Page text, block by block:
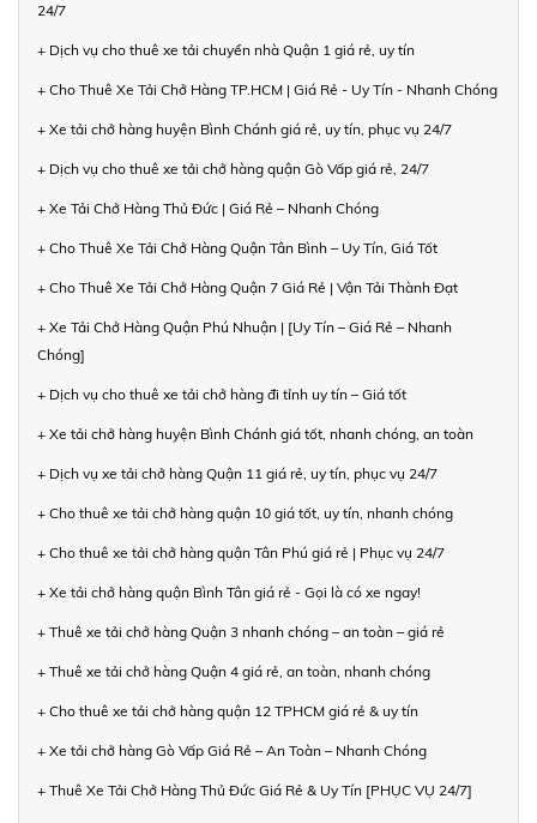
24/7
+ Dịch vụ cho thuê xe tải chuyển nhà Quận 1 giá rẻ, uy tín
+ Cho Thuê Xe Tải Chở Hàng TP.HCM | Giá Rẻ - Uy Tín - Nhanh Chóng
+ Xe tải chở hàng huyện Bình Chánh giá rẻ, uy tín, phục vụ 24/7
+ Dịch vụ cho thuê xe tải chở hàng quận Gò Vấp giá rẻ, 24/7
+ Xe Tải Chở Hàng Thủ Đức | Giá Rẻ – Nhanh Chóng
+ Cho Thuê Xe Tải Chở Hàng Quận Tân Bình – Uy Tín, Giá Tốt
+ Cho Thuê Xe Tải Chở Hàng Quận 7 Giá Rẻ | Vận Tải Thành Đạt
+ Xe Tải Chở Hàng Quận Phú Nhuận | [Uy Tín – Giá Rẻ – Nhanh
Chóng]
+ Dịch vụ cho thuê xe tải chở hàng đi tỉnh uy tín – Giá tốt
+ Xe tải chở hàng huyện Bình Chánh giá tốt, nhanh chóng, an toàn
+ Dịch vụ xe tải chở hàng Quận 11 giá rẻ, uy tín, phục vụ 24/7
+ Cho thuê xe tải chở hàng quận 10 giá tốt, uy tín, nhanh chóng
+ Cho thuê xe tải chở hàng quận Tân Phú giá rẻ | Phục vụ 24/7
+ Xe tải chở hàng quận Bình Tân giá rẻ - Gọi là có xe ngay!
+ Thuê xe tải chở hàng Quận 3 nhanh chóng – an toàn – giá rẻ
+ Thuê xe tải chở hàng Quận 4 giá rẻ, an toàn, nhanh chóng
+ Cho thuê xe tải chở hàng quận 12 TPHCM giá rẻ & uy tín
+ Xe tải chở hàng Gò Vấp Giá Rẻ – An Toàn – Nhanh Chóng
+ Thuê Xe Tải Chở Hàng Thủ Đức Giá Rẻ & Uy Tín [PHỤC VỤ 24/7]